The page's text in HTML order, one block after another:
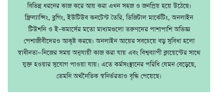
বিভিন্ন ধরনের কাজ করে আয় করা এখন সহজ ও জনপ্রিয় হয়ে উঠেছে।
ফ্রিল্যান্সিং, ব্লগিং, ইউটিউব কনটেন্ট তৈরি, ডিজিটাল মার্কেটিং, অনলাইন
টিউশনি ও ই–কমার্সের মতো মাধ্যমগুলো তরুণদের পাশাপাশি অভিজ্ঞ
পেশাজীবীদেরও আকৃষ্ট করছে। অনলাইন আয়ের সবচেয়ে বড় সুবিধা হলো
স্বাধীনতা—নিজের সময় অনুযায়ী কাজ করা যায় এবং বিশ্বব্যাপী ক্লায়েন্টের সাথে
যুক্ত হওয়ার সুযোগ পাওয়া যায়। এতে কর্মসংস্থানের পরিধি যেমন বেড়েছে,
তেমনি অর্থনৈতিক স্বনির্ভরতাও বৃদ্ধি পেয়েছে।